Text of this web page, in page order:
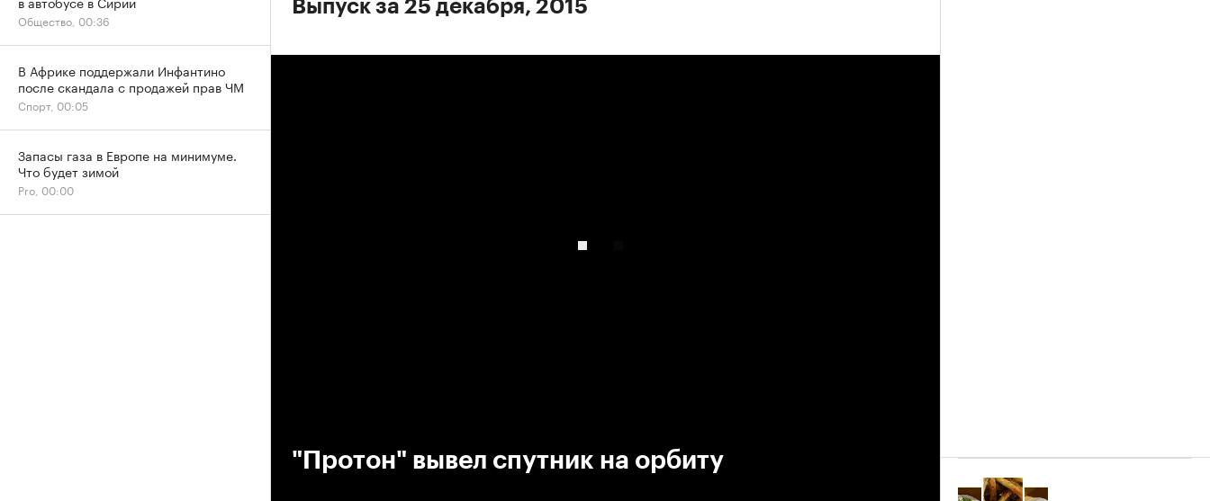
Выпуск за 25 декабря, 2015
"Протон" вывел спутник на орбиту
Общество, 00:36
В Африке поддержали Инфантино
после скандала с продажей прав ЧМ
Спорт, 00:05
Запасы газа в Европе на минимуме.
Что будет зимой
Pro, 00:00